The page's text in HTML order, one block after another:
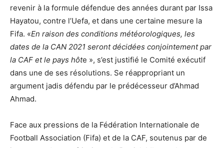
revenir à la formule défendue des années durant par Issa
Hayatou, contre l’Uefa, et dans une certaine mesure la
Fifa. «En raison des conditions météorologiques, les
dates de la CAN 2021 seront décidées conjointement par
la CAF et le pays hôte », s’est justifié le Comité exécutif
dans une de ses résolutions. Se réappropriant un
argument jadis défendu par le prédécesseur d’Ahmad
Ahmad.
Face aux pressions de la Fédération Internationale de
Football Association (Fifa) et de la CAF, soutenus par de